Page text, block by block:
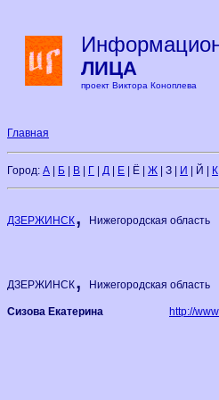
ЛИЦА
проект Виктора Коноплева
Главная
Город: А Б В Г Д Е | Ё | Ж | З | И | Й | К
ДЗЕРЖИНСК, Нижегородская область
ДЗЕРЖИНСК, Нижегородская область
Сизова Екатерина http://